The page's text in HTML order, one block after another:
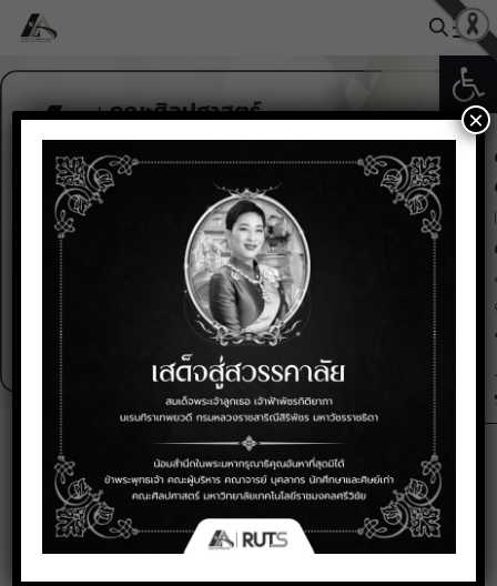
Skip
content
Search
รางวัลและผลงาน
ขอแสดงความยินดีกับ “ดร.ติณ
ณา อุดม” สำเร็จการศึกษาระดับ
”ปริญญาเอก“
×